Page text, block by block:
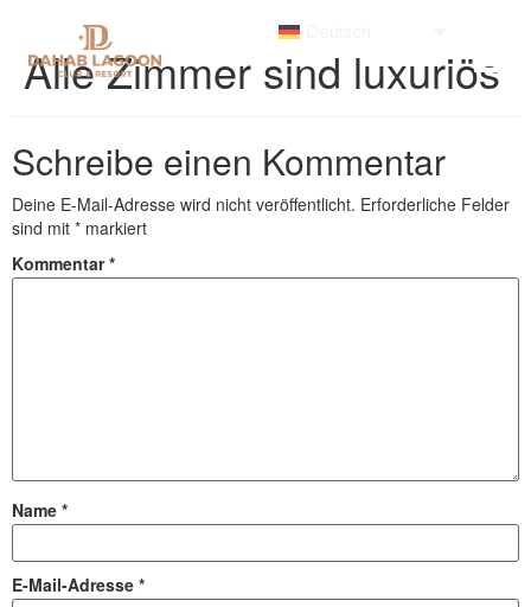
Alle Zimmer sind luxuriös
Schreibe einen Kommentar
Deine E-Mail-Adresse wird nicht veröffentlicht. Erforderliche Felder
sind mit * markiert
Kommentar*
Name *
E-Mail-Adresse *